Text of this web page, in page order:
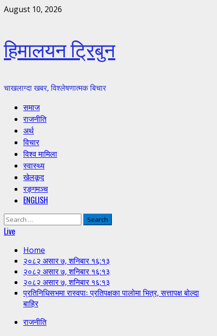
Skip
August 10, 2026
हिमालयन ट्रिबुन
चाखलाग्दा खबर, विश्लेषणात्मक बिचार
Primary
Menu
समाज
राजनीति
अर्थ
विचार
विश्व मामिला
स्वास्थ्य
खेलकूद
रङ्गमञ्च
ENGLISH
Search
for:
Live
Home
२०८२ असार ७, शनिबार १६:१३
२०८२ असार ७, शनिबार १६:१३
२०८२ असार ७, शनिबार १६:१३
प्रतिनिधिसभमा रास्वपाः प्रतिपक्षका पालोमा भित्र, सत्तापक्ष बोल्दा
बाहिर
राजनीति